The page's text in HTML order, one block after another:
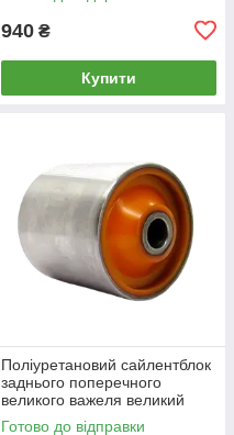
940 ₴
Купити
Поліуретановий cайлентблок
заднього поперечного
великого важеля великий
NISSAN Maxima 2000-2004
Готово до відправки